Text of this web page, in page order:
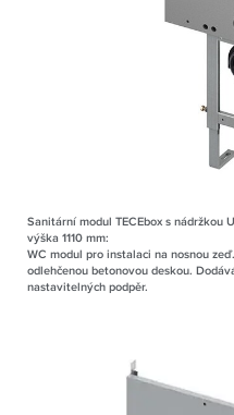
Sanitární modul TECEbox s nádržkou
výška 1110 mm:
WC modul pro instalaci na nosnou
odlehčenou betonovou deskou.
nastavitelných podpěr.